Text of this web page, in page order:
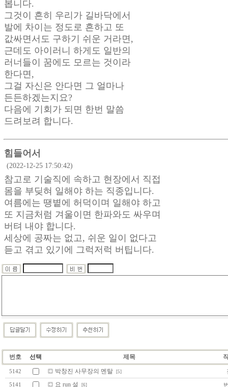
봅니다.
그것이 흔히 우리가 길바닥에서
발에 차이는 정도로 흔하고 또
값싸면서도 구하기 쉬운 거라면,
근데도 아이러니 하게도 일반의
러너들이 꿈에도 모르는 것이라
한다면,
그걸 자신은 안다면 그 얼마나
든든하겠는지요?
다음에 기회가 되면 한번 말씀
드려보려 합니다.
힘들어서
(2022-12-25 17:50:42)
참고로 기술직에 속하고 현장에서 직접
몸을 부딪혀 일해야 하는 직종입니다.
여름에는 땡볕에 허덕이며 일해야 하고
또 지금처럼 겨울이면 한파와도 싸우며
버텨 내야 합니다.
세상에 공짜는 없고, 쉬운 일이 없다고
듣고 겪고 있기에 그럭저럭 버팁니다.
번호 선택 제목
5142 박창진 사무장의 멘탈 [5]
5141 요 run 설 [6]